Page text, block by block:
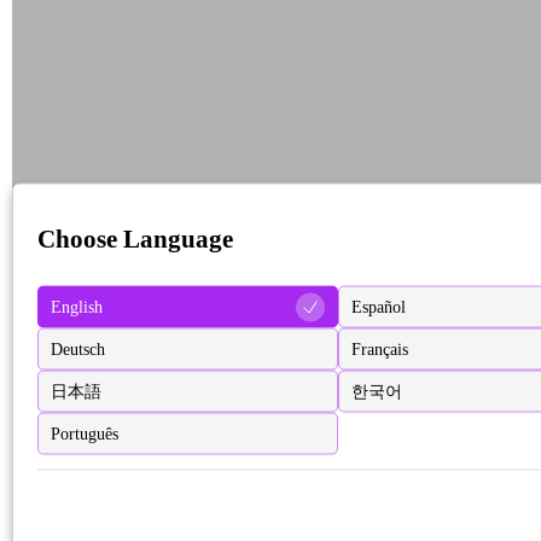
Choose Language
English Español
Deutsch Français
日本語 한국어
Português